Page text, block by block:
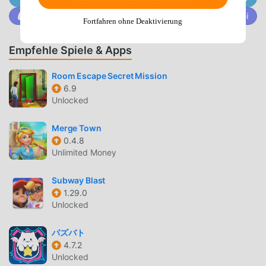
represented the UK many times at the World Sudoku
Championship and you can find more of their puzzles (and
Cracking The Cryptic.Features:100 beautiful arrow puzzles
by Simon, Mark and guests from their channel
ARROW SUDOKU EINFÜHRUNG
letzter Zeit viele Fans auf der ganzen Welt gewonnen, die
puzzle-Spiele lieben. Wenn Sie dieses Spiel als weltweit
größte Mod-Apk-Download-Site für kostenlose Spiele
moddroid stellt Ihnen nicht nur die neueste Version von
Arrow Sudoku 1.3.0 kostenlos zur Verfügung, sondern
stellt auch Full Version mod kostenlos zur Verfügung, was
Ihnen hilft, sich wiederholende mechanische Aufgaben im
Spiel zu sparen, damit Sie sich konzentrieren können
darauf, die Freude zu genießen, die das Spiel selbst mit
Trete @MODDROID.CO auf der Discord-Community bei
Empfehle Spiele & Apps
Room Escape Secret Mission
6.9
Unlocked
Merge Town
0.4.8
Unlimited Money
Subway Blast
1.29.0
Unlocked
パズバト
4.7.2
Unlocked
Fortfahren ohne Deaktivierung